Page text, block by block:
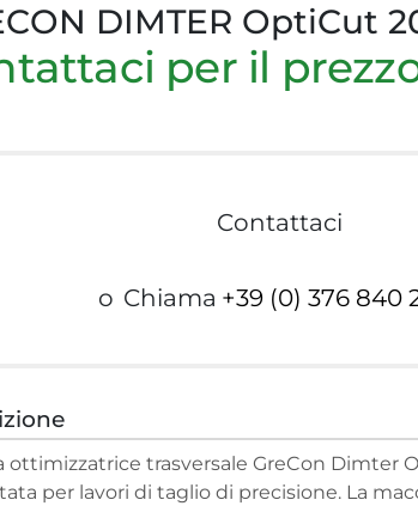
DIMTER OptiCut
per il
Contattaci
o Chiama +39 (0) 376 840
ottimizzatrice trasversale GreCon Dimter
per lavori di taglio di precisione. La